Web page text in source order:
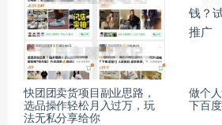
快团团卖货项目副业思路，
选品操作轻松月入过万，玩
法无私分享给你
做个
下百